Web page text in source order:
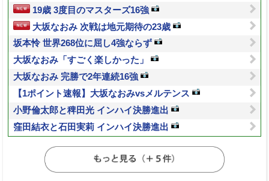
19歳 3度目のマスターズ16強
大坂なおみ 次戦は地元期待の23歳
坂本怜 世界268位に屈し4強ならず
大坂なおみ「すごく楽しかった」
大坂なおみ 完勝で2年連続16強
【1ポイント速報】大坂なおみvsメルテンス
小野倫太郎と稗田光 インハイ決勝進出
窪田結衣と石田実莉 インハイ決勝進出